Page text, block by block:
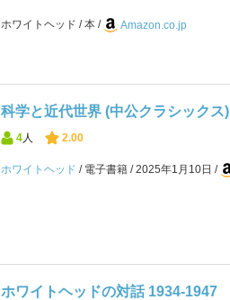
ホワイトヘッド 本 Amazon.co.jp
科学と近代世界 (中公クラシックス)
4人 2.00
ホワイトヘッド 電子書籍 2025年1月10日
ホワイトヘッドの対話 1934-1947